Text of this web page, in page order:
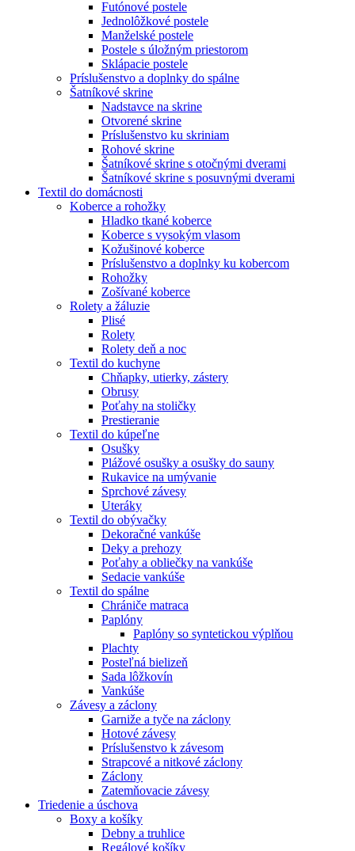
Futónové postele
Jednolôžkové postele
Manželské postele
Postele s úložným priestorom
Sklápacie postele
Príslušenstvo a doplnky do spálne
Šatníkové skrine
Nadstavce na skrine
Otvorené skrine
Príslušenstvo ku skriniam
Rohové skrine
Šatníkové skrine s otočnými dverami
Šatníkové skrine s posuvnými dverami
Textil do domácnosti
Koberce a rohožky
Hladko tkané koberce
Koberce s vysokým vlasom
Kožušinové koberce
Príslušenstvo a doplnky ku kobercom
Rohožky
Zošívané koberce
Rolety a žáluzie
Plisé
Rolety
Rolety deň a noc
Textil do kuchyne
Chňapky, utierky, zástery
Obrusy
Poťahy na stoličky
Prestieranie
Textil do kúpeľne
Osušky
Plážové osušky a osušky do sauny
Rukavice na umývanie
Sprchové závesy
Uteráky
Textil do obývačky
Dekoračné vankúše
Deky a prehozy
Poťahy a obliečky na vankúše
Sedacie vankúše
Textil do spálne
Chrániče matraca
Paplóny
Paplóny so syntetickou výplňou
Plachty
Posteľná bielizeň
Sada lôžkovín
Vankúše
Závesy a záclony
Garniže a tyče na záclony
Hotové závesy
Príslušenstvo k závesom
Strapcové a nitkové záclony
Záclony
Zatemňovacie závesy
Triedenie a úschova
Boxy a košíky
Debny a truhlice
Regálové košíky